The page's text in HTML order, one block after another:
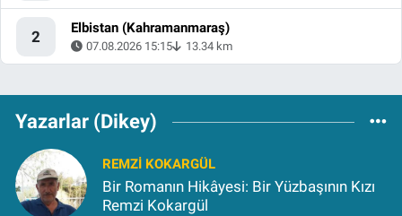
2 Elbistan (Kahramanmaraş)
07.08.2026 15:15 13.34 km
Yazarlar (Dikey)
REMZI KOKARGÜL
Bir Romanın Hikâyesi: Bir Yüzbaşının Kızı
Remzi Kokargül